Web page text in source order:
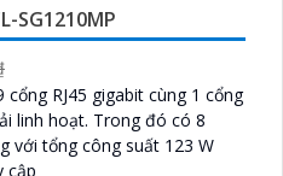
SG1210MP
RJ45 gigabit cùng 1 cổng
Trong đó có 8
với tổng công suất 123 W
cập